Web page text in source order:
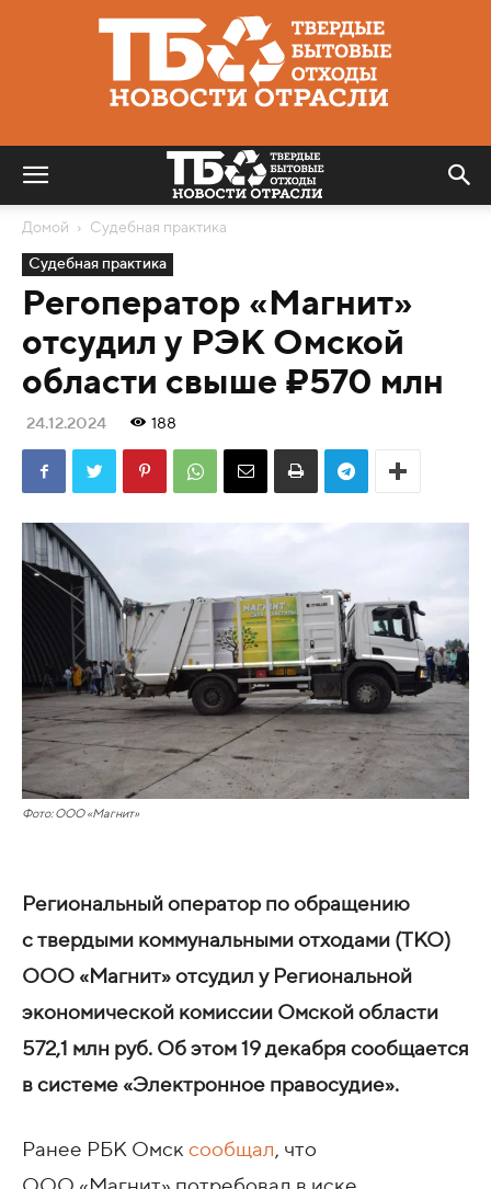
Твердые
бытовые
отходы
|
Домой Судебная практика
Судебная практика
Регоператор «Магнит»
отсудил у РЭК Омской
области свыше ₽570 млн
24.12.2024 188
Фото: ООО «Магнит»
Региональный оператор по обращению
с твердыми коммунальными отходами (ТКО)
ООО «Магнит» отсудил у Региональной
экономической комиссии Омской области
572,1 млн руб. Об этом 19 декабря сообщается
в системе «Электронное правосудие».
Ранее РБК Омск сообщал, что